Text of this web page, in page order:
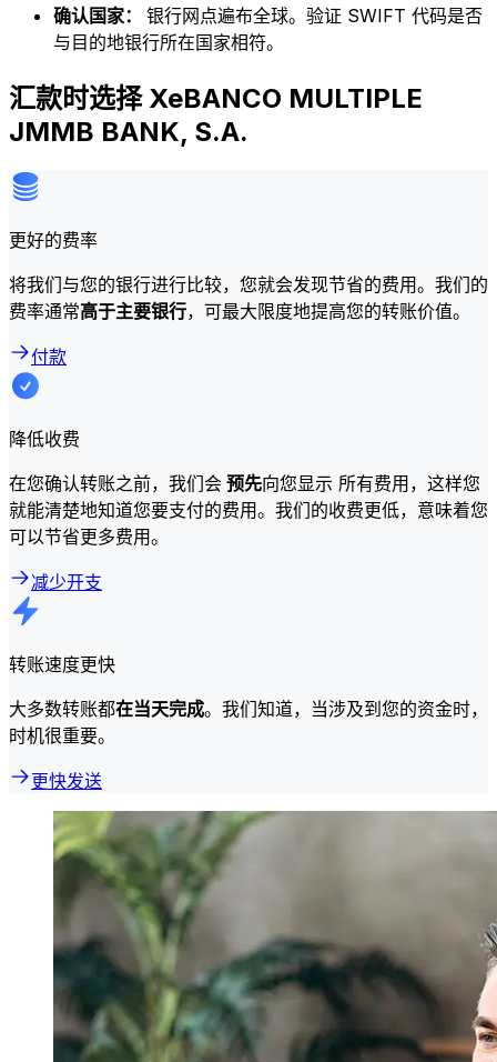
确认国家： 银行网点遍布全球。验证 SWIFT 代码是否
与目的地银行所在国家相符。
汇款时选择 XeBANCO MULTIPLE
JMMB BANK, S.A.
更好的费率
将我们与您的银行进行比较，您就会发现节省的费用。我们的
费率通常高于主要银行，可最大限度地提高您的转账价值。
付款
降低收费
在您确认转账之前，我们会 预先向您显示 所有费用，这样您
就能清楚地知道您要支付的费用。我们的收费更低，意味着您
可以节省更多费用。
减少开支
转账速度更快
大多数转账都在当天完成。我们知道，当涉及到您的资金时，
时机很重要。
更快发送